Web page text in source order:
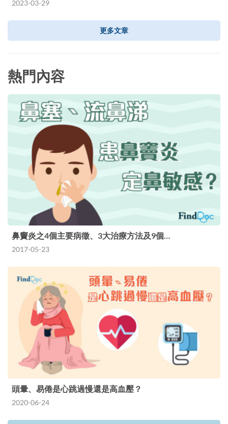
2023-03-29
更多文章
熱門內容
鼻竇炎之4個主要病徵、3大治療方法及9個…
2017-05-23
頭暈、易倦是心跳過慢還是高血壓？
2020-06-24